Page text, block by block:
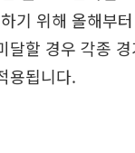
기 위해 올해부
달할 경우 각종
용됩니다.